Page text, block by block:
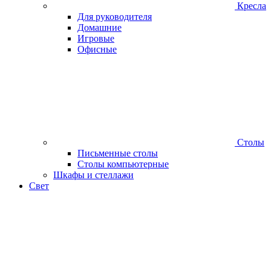
Кресла
Для руководителя
Домашние
Игровые
Офисные
Столы
Письменные столы
Столы компьютерные
Шкафы и стеллажи
Свет